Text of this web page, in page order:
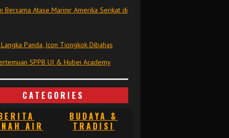
Bersama Atase Marinir Amerika Serikat di
Panda, Icon Tiongkok Dibahas
SPPB UI & Hubei Academy
CATEGORIES
AIR
BUDAYA &
TRADISI